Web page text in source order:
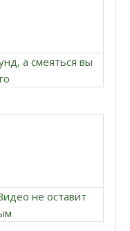
а смеяться вы
не оставит